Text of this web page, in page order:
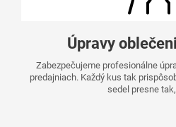
Úpravy
Zabezpečujeme profesionálne
predajniach. Každý kus tak
sedel presne